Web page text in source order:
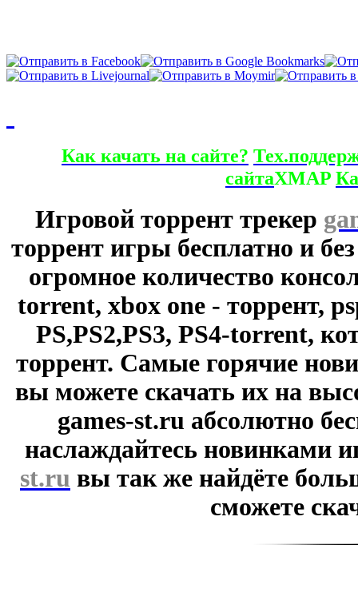
Как качать на сайте?
сайтаXMAP
Игровой торрент трекер
торрент игры бесплатно и
огромное количество
torrent, xbox one - торрент,
PS,PS2,PS3, PS4-torrent,
торрент. Самые горячие
вы можете скачать их на
games-st.ru абсолютно
наслаждайтесь новинками
st.ru вы так же найдёте
сможете